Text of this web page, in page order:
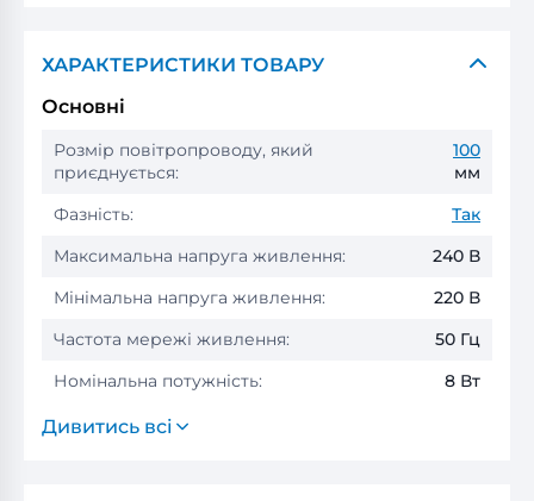
ХАРАКТЕРИСТИКИ ТОВАРУ
Основні
Розмір повітропроводу, який
приєднується:
100
мм
Фазність:
Так
Максимальна напруга живлення:
240 В
Мінімальна напруга живлення:
220 В
Частота мережі живлення:
50 Гц
Номінальна потужність:
8 Вт
Дивитись всі